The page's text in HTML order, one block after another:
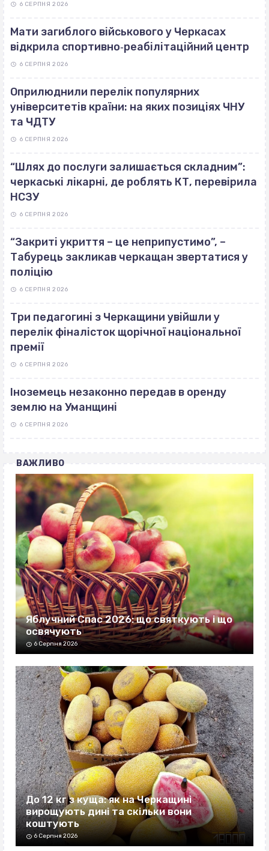
6 СЕРПНЯ 2026
Мати загиблого військового у Черкасах
відкрила спортивно‐реабілітаційний центр
6 СЕРПНЯ 2026
Оприлюднили перелік популярних
університетів країни: на яких позиціях ЧНУ
та ЧДТУ
6 СЕРПНЯ 2026
“Шлях до послуги залишається складним”:
черкаські лікарні, де роблять КТ, перевірила
НСЗУ
6 СЕРПНЯ 2026
“Закриті укриття – це неприпустимо”, –
Табурець закликав черкащан звертатися у
поліцію
6 СЕРПНЯ 2026
Три педагогині з Черкащини увійшли у
перелік фіналісток щорічної національної
премії
6 СЕРПНЯ 2026
Іноземець незаконно передав в оренду
землю на Уманщині
6 СЕРПНЯ 2026
ВАЖЛИВО
Яблучний Спас 2026: що святкують і що
освячують
6 Серпня 2026
До 12 кг з куща: як на Черкащині
вирощують дині та скільки вони
коштують
6 Серпня 2026